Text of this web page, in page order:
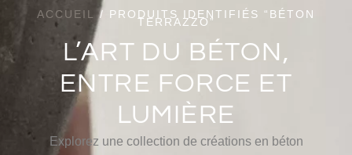
ACCUEIL / PRODUITS IDENTIFIÉS “BÉTON
TERRAZZO”
L’ART DU BÉTON,
ENTRE FORCE ET
LUMIÈRE
Explorez une collection de créations en béton